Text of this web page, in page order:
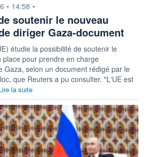
• 14:58 •
soutenir le nouveau
diriger Gaza-document
étudie la possibilité de soutenir le
place pour prendre en charge
Gaza, selon un document rédigé par le
que Reuters a pu consulter. "L'UE est
la suite